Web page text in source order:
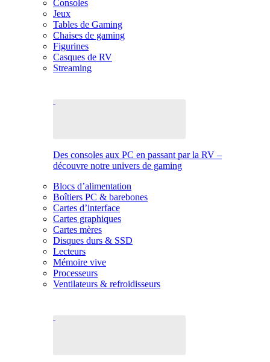
Consoles
Jeux
Tables de Gaming
Chaises de gaming
Figurines
Casques de RV
Streaming
Des consoles aux PC en passant par la RV –
découvre notre univers de gaming
Blocs d’alimentation
Boîtiers PC & barebones
Cartes d’interface
Cartes graphiques
Cartes mères
Disques durs & SSD
Lecteurs
Mémoire vive
Processeurs
Ventilateurs & refroidisseurs